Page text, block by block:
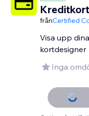
frånCertified
Visa upp
kortdesigner
Inga